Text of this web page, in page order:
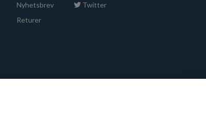
Nyhetsbrev
Returer
Twitter